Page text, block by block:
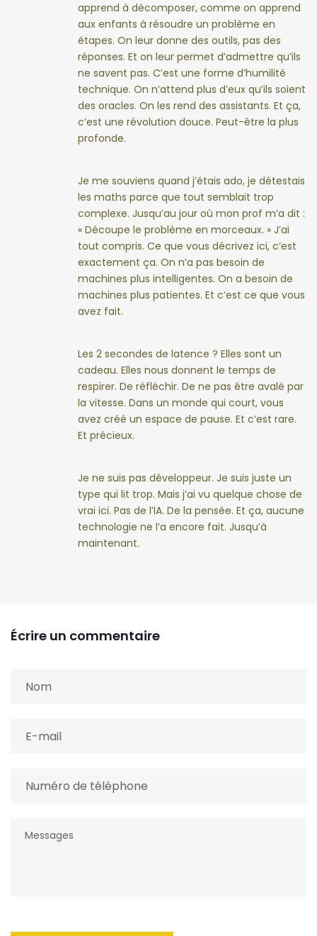
apprend à décomposer, comme on apprend
aux enfants à résoudre un problème en
étapes. On leur donne des outils, pas des
réponses. Et on leur permet d’admettre qu’ils
ne savent pas. C’est une forme d’humilité
technique. On n’attend plus d’eux qu’ils soient
des oracles. On les rend des assistants. Et ça,
c’est une révolution douce. Peut-être la plus
profonde.
Je me souviens quand j’étais ado, je détestais
les maths parce que tout semblait trop
complexe. Jusqu’au jour où mon prof m’a dit :
« Découpe le problème en morceaux. » J’ai
tout compris. Ce que vous décrivez ici, c’est
exactement ça. On n’a pas besoin de
machines plus intelligentes. On a besoin de
machines plus patientes. Et c’est ce que vous
avez fait.
Les 2 secondes de latence ? Elles sont un
cadeau. Elles nous donnent le temps de
respirer. De réfléchir. De ne pas être avalé par
la vitesse. Dans un monde qui court, vous
avez créé un espace de pause. Et c’est rare.
Et précieux.
Je ne suis pas développeur. Je suis juste un
type qui lit trop. Mais j’ai vu quelque chose de
vrai ici. Pas de l’IA. De la pensée. Et ça, aucune
technologie ne l’a encore fait. Jusqu’à
maintenant.
Écrire un commentaire